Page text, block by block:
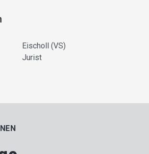
Eischoll (VS)
Jurist